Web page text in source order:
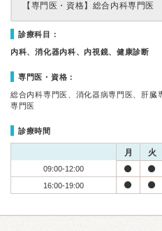
【専門医・資格】 総合内科専門医
診療科目：
内科、消化器内科、内視鏡、健康診断
専門医・資格：
総合内科専門医、消化器病専門医、肝臓
専門医
診療時間
月 火
09:00-12:00
16:00-19:00